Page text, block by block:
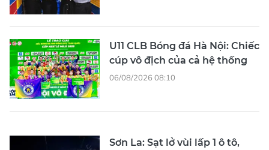
U11 CLB Bóng đá Hà Nội: Chiếc
cúp vô địch của cả hệ thống
06/08/2026 08:10
Sơn La: Sạt lở vùi lấp 1 ô tô,